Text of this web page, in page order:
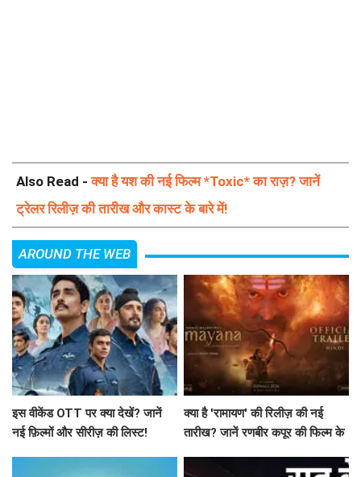
Also Read -क्या है यश की नई फिल्म *Toxic* का राज़? जानें
ट्रेलर रिलीज़ की तारीख और कास्ट के बारे में!
AROUND THE WEB
इस वीकेंड OTT पर क्या देखें? जानें
नई फ़िल्मों और सीरीज़ की लिस्ट!
क्या है 'रामायण' की रिलीज़ की नई
तारीख? जानें रणबीर कपूर की फिल्म के